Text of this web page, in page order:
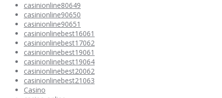
casinionline80649
casinionline90650
casinionline90651
casinionlinebest16061
casinionlinebest17062
casinionlinebest19061
casinionlinebest19064
casinionlinebest20062
casinionlinebest21063
Casino